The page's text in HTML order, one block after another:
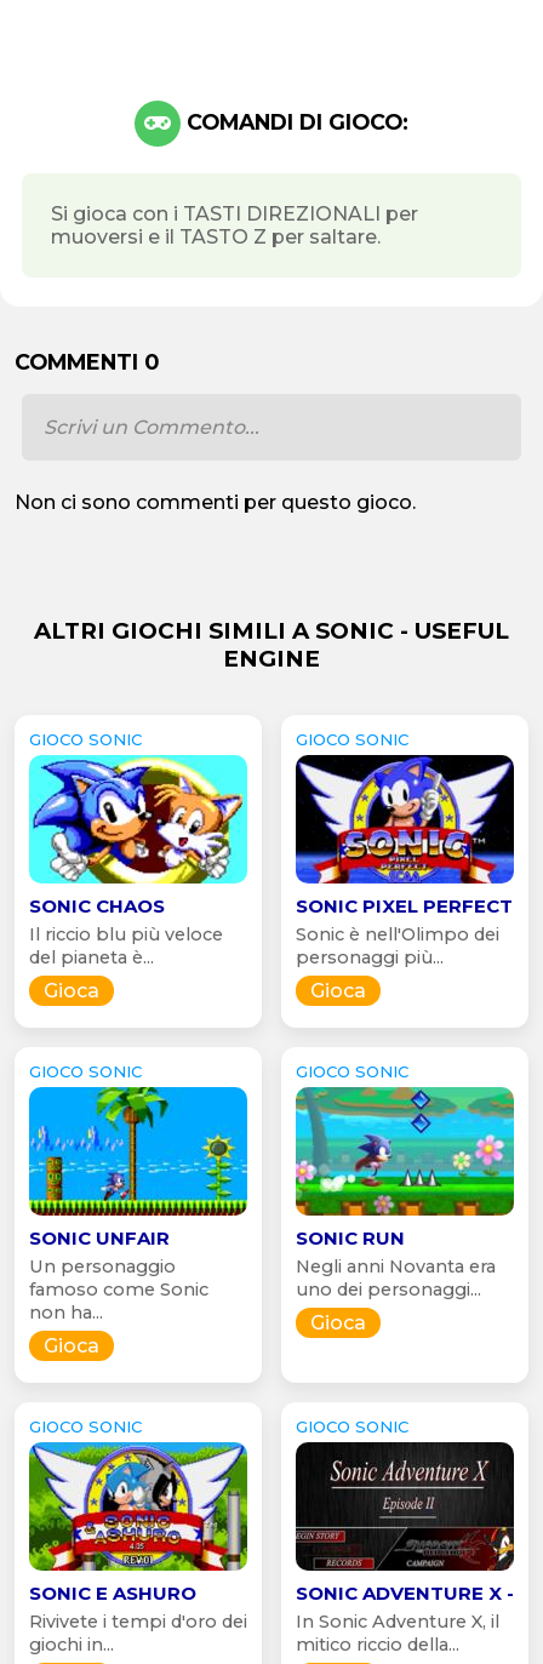
COMANDI DI GIOCO:
Si gioca con i TASTI DIREZIONALI per
muoversi e il TASTO Z per saltare.
COMMENTI 0
Non ci sono commenti per questo gioco.
ALTRI GIOCHI SIMILI A SONIC - USEFUL
ENGINE
GIOCO SONIC
SONIC CHAOS
Il riccio blu più veloce
del pianeta è...
Gioca
GIOCO SONIC
SONIC PIXEL PERFECT
Sonic è nell'Olimpo dei
personaggi più...
Gioca
GIOCO SONIC
SONIC UNFAIR
Un personaggio
famoso come Sonic
non ha...
Gioca
GIOCO SONIC
SONIC RUN
Negli anni Novanta era
uno dei personaggi...
Gioca
GIOCO SONIC
SONIC E ASHURO
Rivivete i tempi d'oro dei
giochi in...
GIOCO SONIC
SONIC ADVENTURE X -
In Sonic Adventure X, il
mitico riccio della...